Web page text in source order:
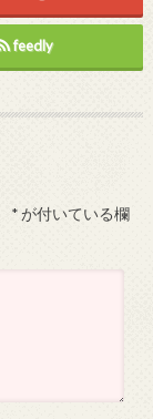
feedly
*が付いている欄